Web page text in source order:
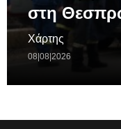
στη
Χάρτης
08|08|2026